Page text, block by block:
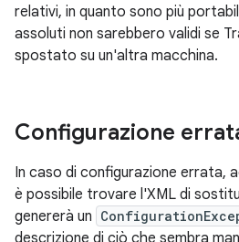
relativi, in quanto sono più
assoluti non sarebbero validi se
spostato su un'altra macchina.
Configurazione
In caso di configurazione errata,
è possibile trovare l'XML di
genererà un
descrizione di ciò che sembra